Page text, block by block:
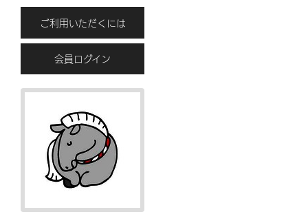
ご利用いただくには
会員ログイン